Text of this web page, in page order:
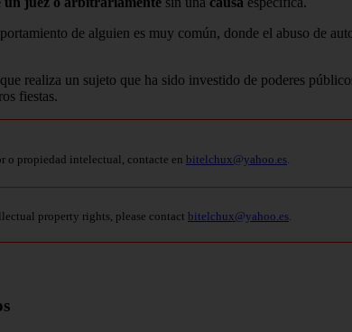
de alguien es muy común, donde el abuso de
realiza un sujeto que ha sido investido de poderes
fiestas.
o propiedad intelectual, contacte en bitelchux@yahoo.es
property rights, please contact bitelchux@yahoo.es